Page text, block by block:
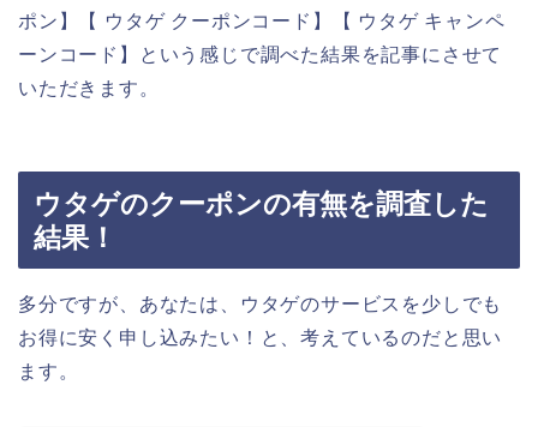
ポン】【 ウタゲ クーポンコード】【 ウタゲ キャンペ
ーンコード】という感じで調べた結果を記事にさせて
いただきます。
ウタゲのクーポンの有無を調査した
結果！
多分ですが、あなたは、ウタゲのサービスを少しでも
お得に安く申し込みたい！と、考えているのだと思い
ます。